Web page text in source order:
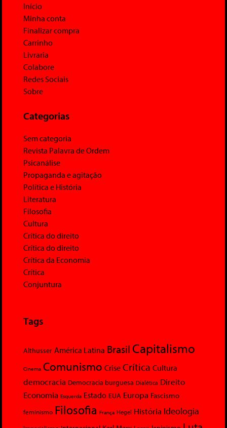
Início
Minha conta
Finalizar compra
Carrinho
Livraria
Colabore
Redes Sociais
Sobre
Categorias
Sem categoria
Revista Palavra de Ordem
Psicanálise
Propaganda e agitação
Política e História
Literatura
Filosofia
Cultura
Crítica do direito
Crítica do direito
Crítica da Economia
Crítica
Conjuntura
Tags
Althusser América Latina Brasil Capitalismo
Cinema Comunismo Crise Crítica Cultura
democracia Democracia burguesa Dialética Direito
Economia Esquerda Estado EUA Europa Fascismo
feminismo Filosofia França Hegel História Ideologia